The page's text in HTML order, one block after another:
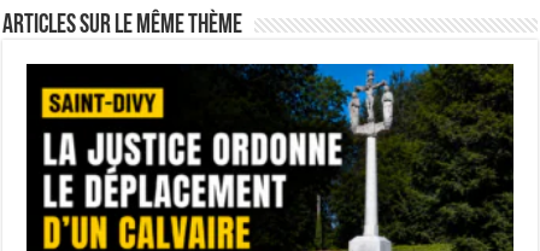
Articles sur le même thème